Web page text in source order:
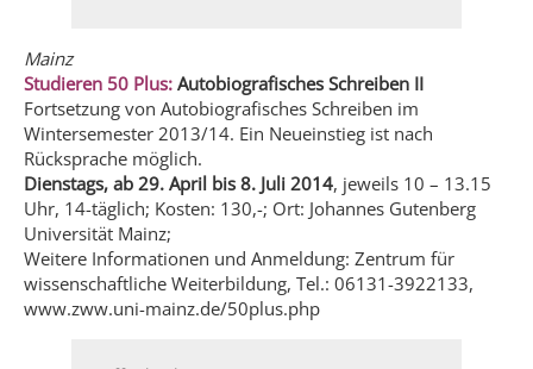
Mainz
Studieren 50 Plus: Autobiografisches Schreiben II
Fortsetzung von Autobiografisches Schreiben im
Wintersemester 2013/14. Ein Neueinstieg ist nach
Rücksprache möglich.
Dienstags, ab 29. April bis 8. Juli 2014, jeweils 10 – 13.15
Uhr, 14-täglich; Kosten: 130,-; Ort: Johannes Gutenberg
Universität Mainz;
Weitere Informationen und Anmeldung: Zentrum für
wissenschaftliche Weiterbildung, Tel.: 06131-3922133,
www.zww.uni-mainz.de/50plus.php